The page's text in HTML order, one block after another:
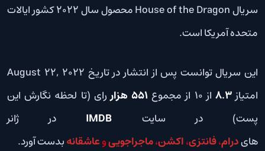
سریال House of the Dragon محصول سال 2022 کشور ایالات
متحده آمریکا است.
این سریال توانست پس از انتشار در تاریخ August 22, 2022
امتیاز8.3 از 10 از مجموع 551 هزار
رای (تا لحظه نگارش این
پست) در سایت
IMDB
در ژانر
هایدرام،فانتزی،اکشن،ماجراجوییوعاشقانهبدست آورد.